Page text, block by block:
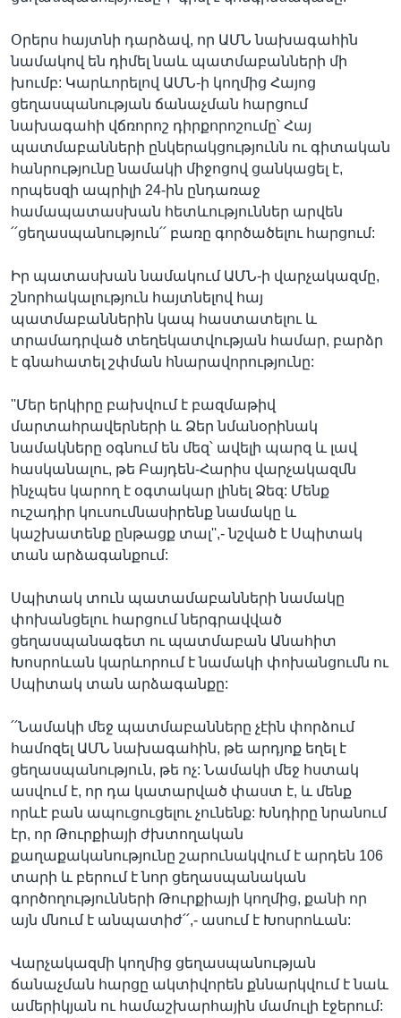
Օրերս հայտնի դարձավ, որ ԱՄՆ նախագահին
նամակով են դիմել նաև պատմաբանների մի
խումբ: Կարևորելով ԱՄՆ-ի կողմից Հայոց
ցեղասպանության ճանաչման հարցում
նախագահի վճռորոշ դիրքորոշումը՝ Հայ
պատմաբանների ընկերակցությունն ու գիտական
հանրությունը նամակի միջոցով ցանկացել է,
որպեսզի ապրիլի 24-ին ընդառաջ
համապատասխան հետևություններ արվեն
՛՛ցեղասպանություն՛՛ բառը գործածելու հարցում:
Իր պատասխան նամակում ԱՄՆ-ի վարչակազմը,
շնորհակալություն հայտնելով հայ
պատմաբաններին կապ հաստատելու և
տրամադրված տեղեկատվության համար, բարձր
է գնահատել շփման հնարավորությունը:
''Մեր երկիրը բախվում է բազմաթիվ
մարտահրավերների և Ձեր նմանօրինակ
նամակները օգնում են մեզ՝ ավելի պարզ և լավ
հասկանալու, թե Բայդեն-Հարիս վարչակազմն
ինչպես կարող է օգտակար լինել Ձեզ: Մենք
ուշադիր կուսումնասիրենք նամակը և
կաշխատենք ընթացք տալ'',- նշված է Սպիտակ
տան արձագանքում:
Սպիտակ տուն պատամաբանների նամակը
փոխանցելու հարցում ներգրավված
ցեղասպանագետ ու պատմաբան Անահիտ
Խոսրոևան կարևորում է նամակի փոխանցումն ու
Սպիտակ տան արձագանքը:
՛՛Նամակի մեջ պատմաբանները չէին փորձում
համոզել ԱՄՆ նախագահին, թե արդյոք եղել է
ցեղասպանություն, թե ոչ: Նամակի մեջ հստակ
ասվում է, որ դա կատարված փաստ է, և մենք
որևէ բան ապուցուցելու չունենք: Խնդիրը նրանում
էր, որ Թուրքիայի ժխտողական
քաղաքականությունը շարունակվում է արդեն 106
տարի և բերում է նոր ցեղասպանական
գործողությունների Թուրքիայի կողմից, քանի որ
այն մնում է անպատիժ՛՛,- ասում է Խոսրոևան:
Վարչակազմի կողմից ցեղասպանության
ճանաչման հարցը ակտիվորեն քննարկվում է նաև
ամերիկյան ու համաշխարհային մամուլի էջերում: